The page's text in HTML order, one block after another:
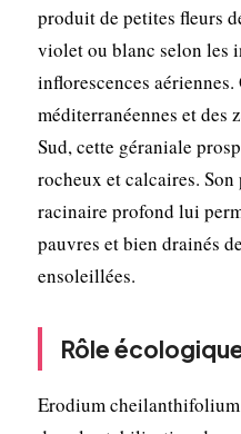
produit de petites fleurs
violet ou blanc selon les
inflorescences
méditerranéennes et des
Sud, cette géraniale
rocheux et calcaires.
racinaire profond lui
pauvres et bien drainés
ensoleillées.
Rôle
Erodium